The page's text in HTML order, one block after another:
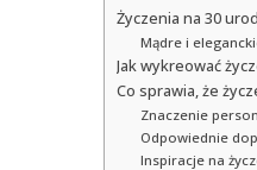
Życzenia na 30
Mądre i
Jak wykreować
Co sprawia, że
Znaczenie
Odpowiednie
Inspiracje na